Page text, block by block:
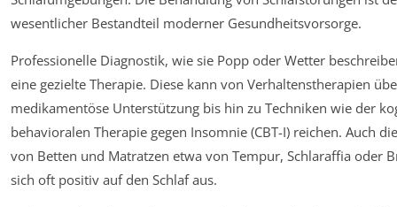
wesentlicher Bestandteil moderner Gesundheitsvorsorge.
Professionelle Diagnostik, wie sie Popp oder Wetter
eine gezielte Therapie. Diese kann von Verhaltenstherapien
medikamentöse Unterstützung bis hin zu Techniken wie der
behavioralen Therapie gegen Insomnie (CBT-I) reichen. Auch
von Betten und Matratzen etwa von Tempur, Schlaraffia oder
sich oft positiv auf den Schlaf aus.